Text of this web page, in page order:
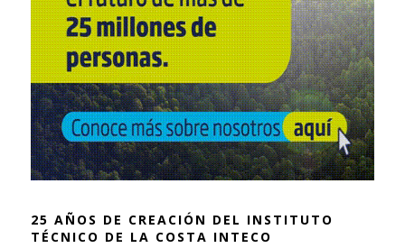
25 AÑOS DE CREACIÓN DEL INSTITUTO
TÉCNICO DE LA COSTA INTECO